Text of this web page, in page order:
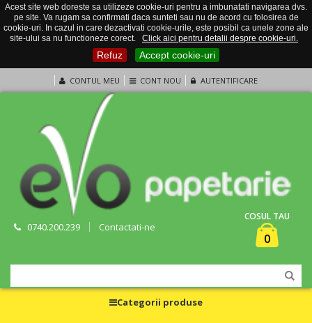
Acest site web doreste sa utilizeze cookie-uri pentru a imbunatati navigarea dvs.
pe site. Va rugam sa confirmati daca sunteti sau nu de acord cu folosirea de
cookie-uri. In cazul in care dezactivati cookie-urile, este posibil ca unele zone ale
site-ului sa nu functioneze corect.
Click aici pentru detalii despre cookie-uri.
Refuz Accept cookie-uri
CONTUL MEU CONT NOU AUTENTIFICARE
0740.200.239 Contactati-ne
COSUL TAU
0
Categorii produse